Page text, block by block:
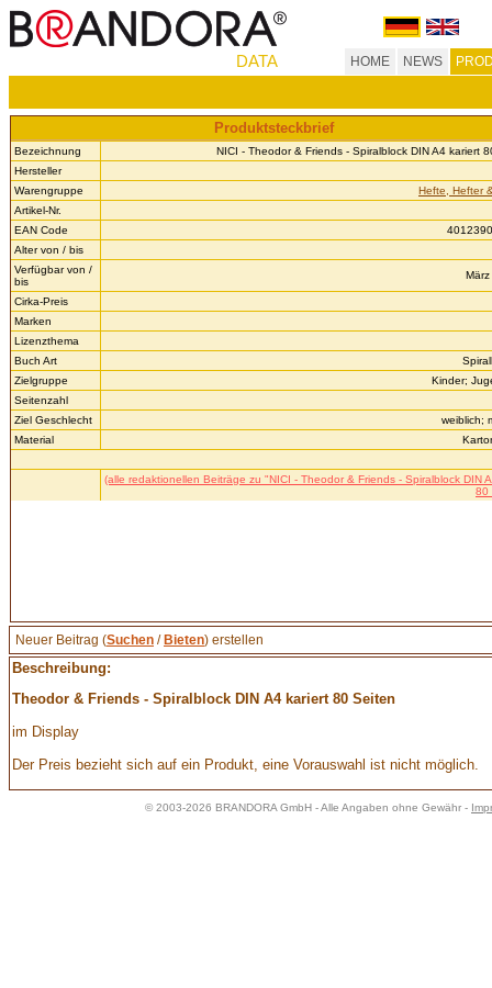
DATA HOME NEWS
Produktsteckbrief
Bezeichnung
NICI - Theodor & Friends - Spiralblock DIN A4 kariert
Hersteller
Warengruppe
Hefte, Hefter
Artikel-Nr.
EAN Code
Alter von / bis
Verfügbar von /
bis
Cirka-Preis
Marken
Lizenzthema
Buch Art
Zielgruppe
Kinder;
Seitenzahl
Ziel Geschlecht
weiblich;
Material
(alle redaktionellen Beiträge zu "NICI - Theodor & Friends - Spiralblock DIN
80
Neuer Beitrag (Suchen / Bieten) erstellen
Beschreibung:
Theodor & Friends - Spiralblock DIN A4 kariert 80 Seiten
im Display
Der Preis bezieht sich auf ein Produkt, eine Vorauswahl ist nicht möglich.
© 2003-2026 BRANDORA GmbH - Alle Angaben ohne Gewähr -